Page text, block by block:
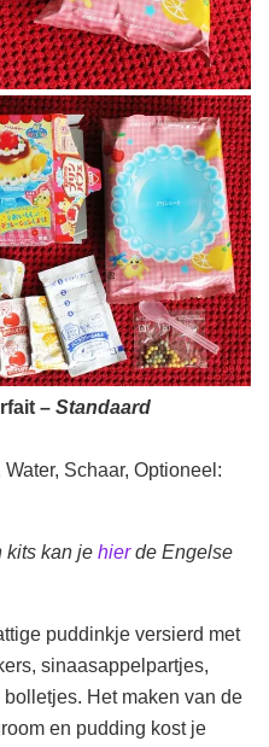
– Standaard
Water, Schaar, Optioneel:
kits kan je hierde Engelse
puddinkje versierd met
sinaasappelpartjes,
Het maken van de
en pudding kost je